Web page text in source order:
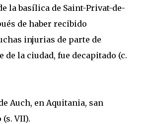
la basílica de Saint-Privat-de-
de haber recibido
injurias de parte de
de la ciudad, fue decapitado (c.
Auch, en Aquitania, san
VII).